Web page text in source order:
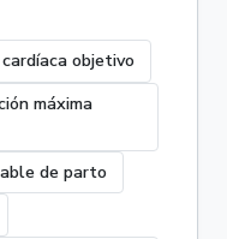
objetivo
máxima
de parto